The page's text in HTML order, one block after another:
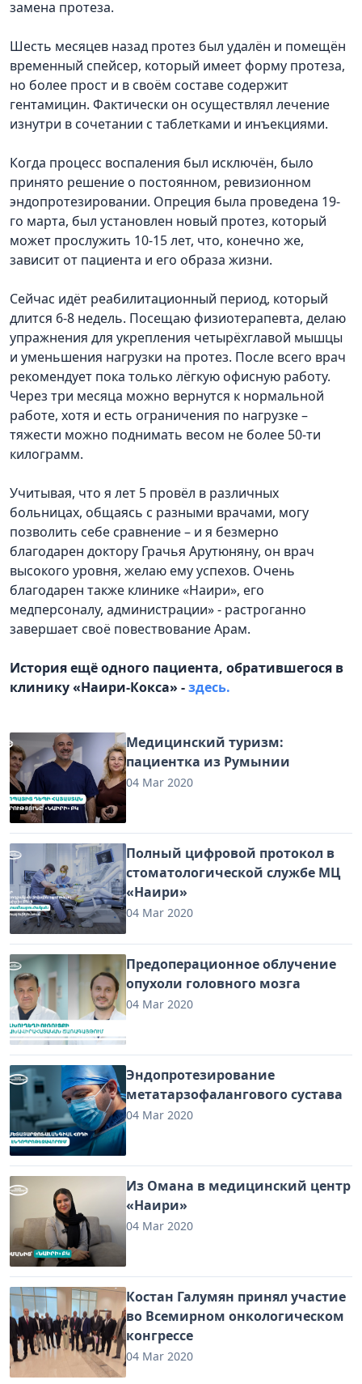
замена протеза.
Шесть месяцев назад протез был удалён и помещён
временный спейсер, который имеет форму протеза,
но более прост и в своём составе содержит
гентамицин. Фактически он осуществлял лечение
изнутри в сочетании с таблетками и инъекциями.
Когда процесс воспаления был исключён, было
принято решение о постоянном, ревизионном
эндопротезировании. Опреция была проведена 19-
го марта, был установлен новый протез, который
может прослужить 10-15 лет, что, конечно же,
зависит от пациента и его образа жизни.
Сейчас идёт реабилитационный период, который
длится 6-8 недель. Посещаю физиотерапевта, делаю
упражнения для укрепления четырёхглавой мышцы
и уменьшения нагрузки на протез. После всего врач
рекомендует пока только лёгкую офисную работу.
Через три месяца можно вернутся к нормальной
работе, хотя и есть ограничения по нагрузке –
тяжести можно поднимать весом не более 50-ти
килограмм.
Учитывая, что я лет 5 провёл в различных
больницах, общаясь с разными врачами, могу
позволить себе сравнение – и я безмерно
благодарен доктору Грачья Арутюняну, он врач
высокого уровня, желаю ему успехов. Очень
благодарен также клинике «Наири», его
медперсоналу, администрации» - растроганно
завершает своё повествование Арам.
История ещё одного пациента, обратившегося в
клинику «Наири-Кокса» -здесь.
Медицинский туризм:
пациентка из Румынии
04 Mar 2020
Полный цифровой протокол в
стоматологической службе МЦ
«Наири»
04 Mar 2020
Предоперационное облучение
опухоли головного мозга
04 Mar 2020
Эндопротезирование
метатарзофалангового сустава
04 Mar 2020
Из Омана в медицинский центр
«Наири»
04 Mar 2020
Костан Галумян принял участие
во Всемирном онкологическом
конгрессе
04 Mar 2020